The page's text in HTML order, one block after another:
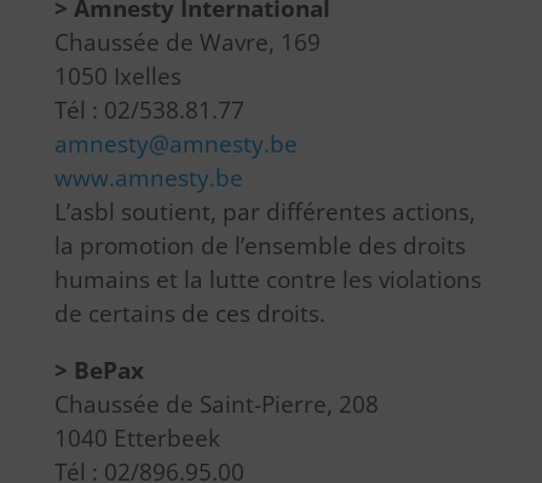
> Amnesty International
Chaussée de Wavre, 169
1050 Ixelles
Tél : 02/538.81.77
amnesty@amnesty.be
www.amnesty.be
L’asbl soutient, par différentes actions,
la promotion de l’ensemble des droits
humains et la lutte contre les violations
de certains de ces droits.
> BePax
Chaussée de Saint-Pierre, 208
1040 Etterbeek
Tél : 02/896.95.00